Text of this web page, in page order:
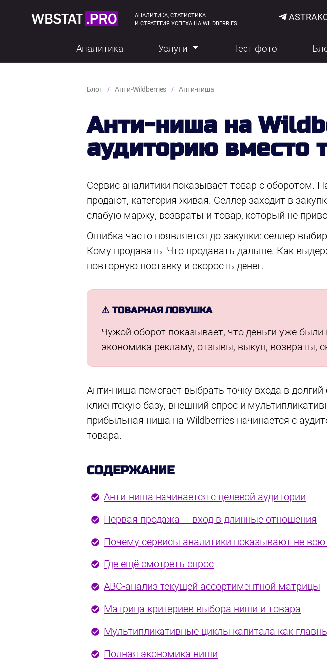
АНАЛИТИКА, СТАТИСТИКА
И СТРАТЕГИЯ УСПЕХА НА WILDBERRIES
Аналитика Услуги Тест фото
Блог Анти-Wildberries Анти-ниша
Анти-ниша на
аудиторию вместо
Сервис аналитики показывает товар с оборотом.
продают, категория живая. Селлер заходит в
слабую маржу, возвраты и товар, который не
Ошибка часто появляется до закупки: селлер
Кому продавать. Что продавать дальше. Как
повторную поставку и скорость денег.
⚠️ ТОВАРНАЯ ЛОВУШКА
Чужой оборот показывает, что деньги уже
экономика рекламу, отзывы, выкуп, возвраты,
Анти-ниша помогает выбрать точку входа в
клиентскую базу, внешний спрос и
прибыльная ниша на Wildberries начинается с
товара.
СОДЕРЖАНИЕ
Анти-ниша начинается с целевой аудитории
Первая продажа — вход в длинные отношения
Почему сервисы аналитики показывают не всю
Где ещё смотреть спрос
ABC-анализ текущей ассортиментной матрицы
Матрица критериев выбора ниши и товара
Мультипликативные циклы капитала как
Полная экономика ниши